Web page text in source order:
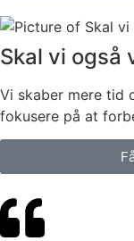
Skal vi også
Vi skaber mere tid
fokusere på at